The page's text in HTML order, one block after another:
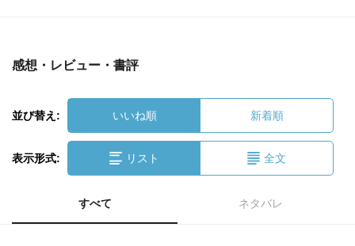
感想・レビュー・書評
並び替え: いいね順 新着順
表示形式: リスト 全文
すべて ネタバレ